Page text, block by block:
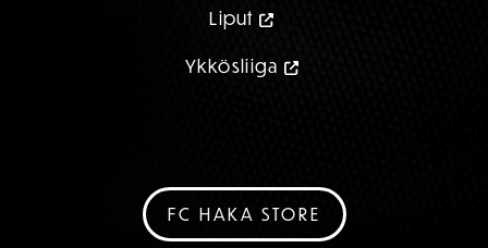
Liput
Ykkösliiga
FC HAKA STORE